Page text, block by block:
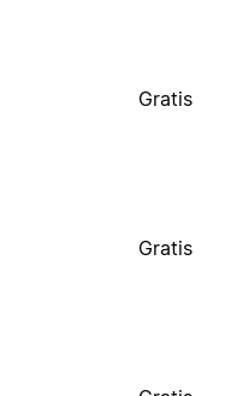
Gratis
Gratis